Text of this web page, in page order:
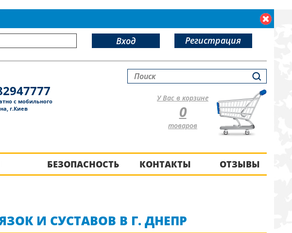
Вход Регистрация
с мобильного
г.Киев
У Вас в корзине
0
товаров
БЕЗОПАСНОСТЬ КОНТАКТЫ ОТЗЫВЫ
И СУСТАВОВ В Г. ДНЕПР